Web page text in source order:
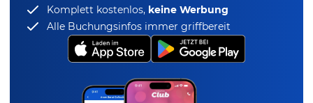
Komplett kostenlos, keine Werbung
Alle Buchungsinfos immer griffbereit